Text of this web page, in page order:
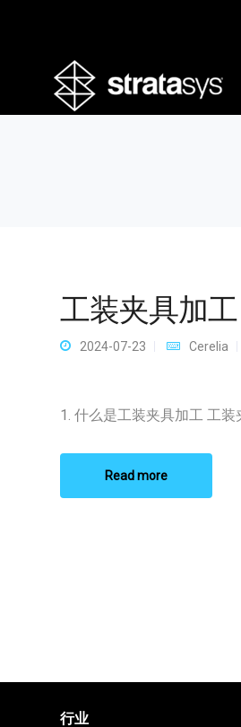
工装夹具加工
2024-07-23 Cerelia
1. 什么是工装夹具加工 工装
Read more
行业